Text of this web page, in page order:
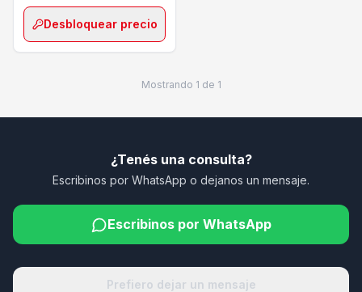
Desbloquear precio
Mostrando 1 de 1
¿Tenés una consulta?
Escribinos por WhatsApp o dejanos un mensaje.
Escribinos por WhatsApp
Prefiero dejar un mensaje